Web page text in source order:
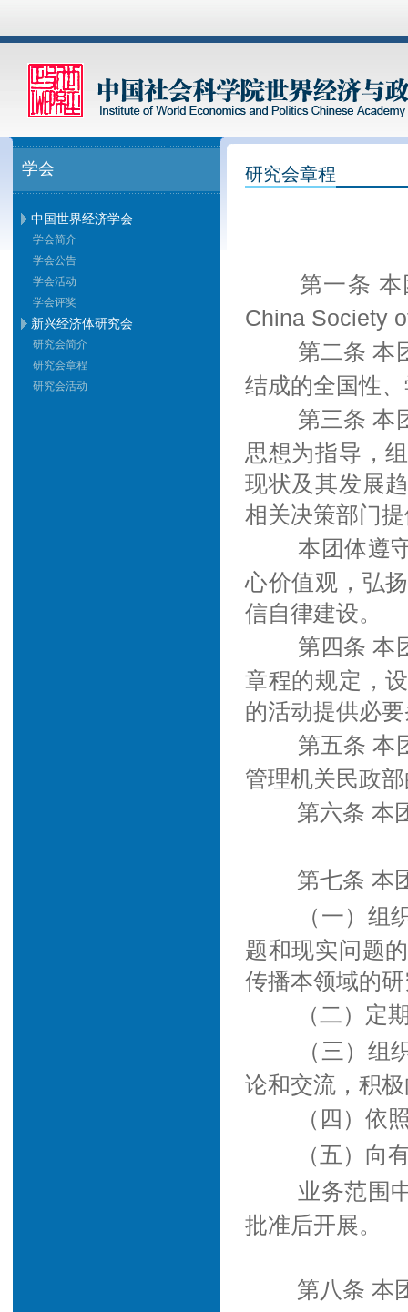
学会
中国世界经济学会
学会简介
学会公告
学会活动
学会评奖
新兴经济体研究会
研究会简介
研究会章程
研究会活动
研究会章程
第一条
China Society
第二条 本
结成的全国性
第三条 本
思想为指导，
现状及其发展
相关决策部门
本团体遵
心价值观，弘
信自律建设。
第四条 本
章程的规定，
的活动提供必
第五条 本
管理机关民政
第六条 本
第七条 本
（一）
题和现实问题
传播本领域的
（二）定
（三）
论和交流，积
（四）依
（五）向
业务范围
批准后开展。
第八条 本